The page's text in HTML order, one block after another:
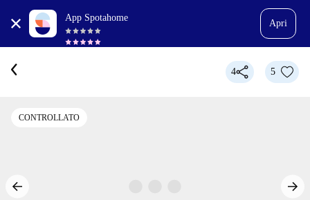
App Spotahome
Apri
4 5
CONTROLLATO